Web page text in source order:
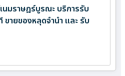
นมราษฎร์บูรณะ บริการรับ
ายของหลุดจำนำ และ รับ